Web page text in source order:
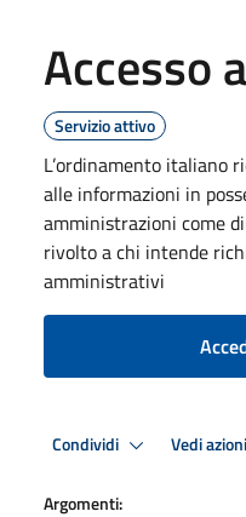
Accesso
Servizio attivo
L’ordinamento italiano
alle informazioni in
amministrazioni come
rivolto a chi intende
amministrativi
Condividi Vedi azioni
Argomenti: